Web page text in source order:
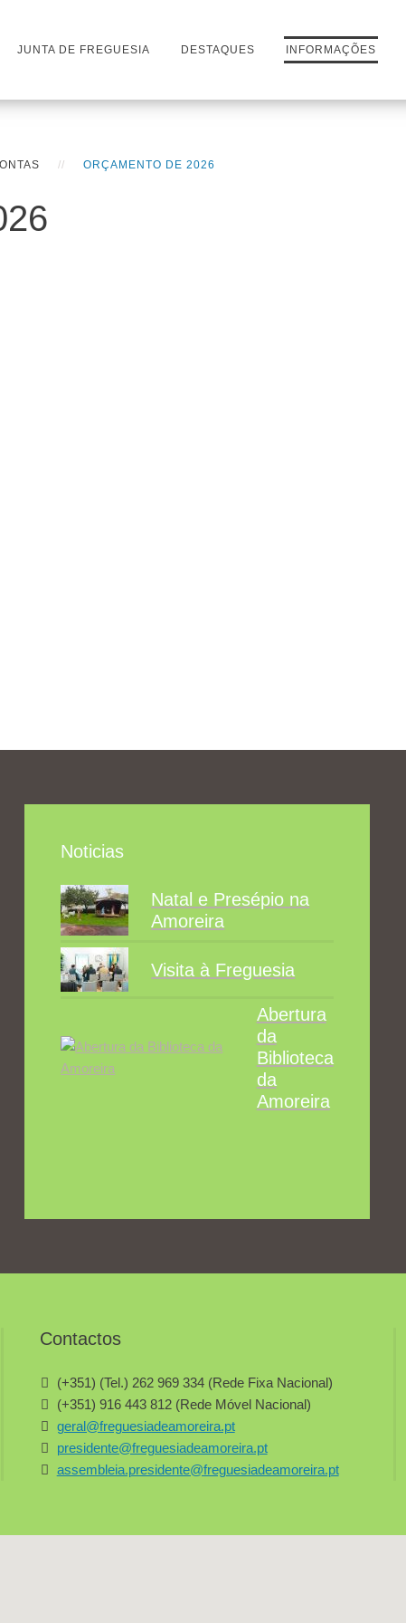
JUNTA DE FREGUESIA DESTAQUES INFORMAÇÕES
ORÇAMENTO DE 2026
Noticias
Natal e Presépio na
Amoreira
Visita à Freguesia
Abertura
da
Biblioteca
da
Amoreira
Contactos
(+351) (Tel.) 262 969 334 (Rede Fixa Nacional)
(+351) 916 443 812 (Rede Móvel Nacional)
geral@freguesiadeamoreira.pt
presidente@freguesiadeamoreira.pt
assembleia.presidente@freguesiadeamoreira.pt